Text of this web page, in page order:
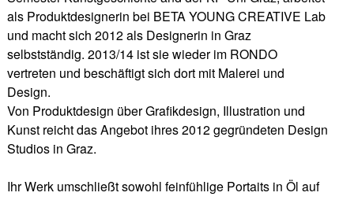
als Produktdesignerin bei BETA YOUNG CREATIVE Lab
und macht sich 2012 als Designerin in Graz
selbstständig. 2013/14 ist sie wieder im RONDO
vertreten und beschäftigt sich dort mit Malerei und
Design.
Von Produktdesign über Grafikdesign, Illustration und
Kunst reicht das Angebot ihres 2012 gegründeten Design
Studios in Graz.
Ihr Werk umschließt sowohl feinfühlige Portaits in Öl auf